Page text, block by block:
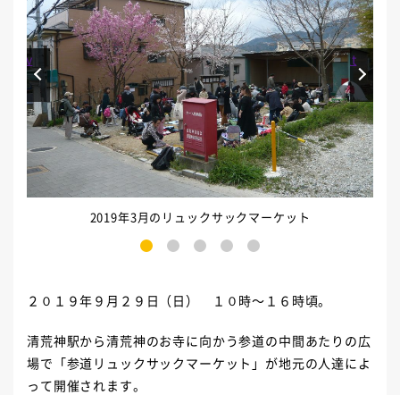
2019年3月のリュックサックマーケット
3 4 5
Prev Next
２０１９年９月２９日（日） １０時～１６時頃。
清荒神駅から清荒神のお寺に向かう参道の中間あたりの広
場で「参道リュックサックマーケット」が地元の人達によ
って開催されます。